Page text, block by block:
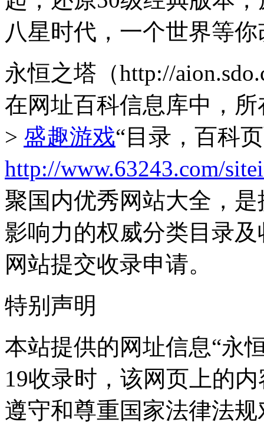
八星时代，一个世界等
永恒之塔（http://
在网址百科信息库中，
> 盛趣游戏“目录，百科
http://www.63243.com/
聚国内优秀网站大全，
影响力的权威分类目录
网站提交收录申请。
特别声明
本站提供的网址信息“永
19收录时，该网页上的
遵守和尊重国家法律法